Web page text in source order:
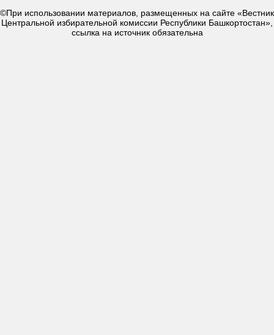
©При использовании материалов, размещенных на сайте «Вестник
Центральной избирательной комиссии Республики Башкортостан»,
ссылка на источник обязательна